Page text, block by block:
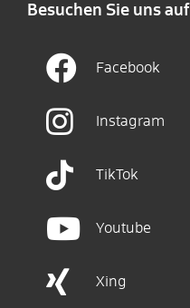
Besuchen Sie uns auf
Facebook
Instagram
TikTok
Youtube
Xing